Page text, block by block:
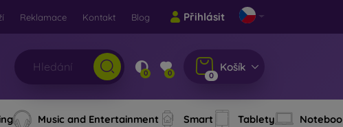
Reklamace Kontakt Blog Přihlásit
0 0 0
Košík
Music and Entertainment Smart Tablety